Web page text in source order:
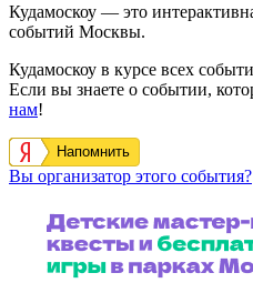
Кудамоскоу — это
событий Москвы.
Кудамоскоу в курсе всех
Если вы знаете о событии,
нам!
Напомнить
Вы организатор этого события?